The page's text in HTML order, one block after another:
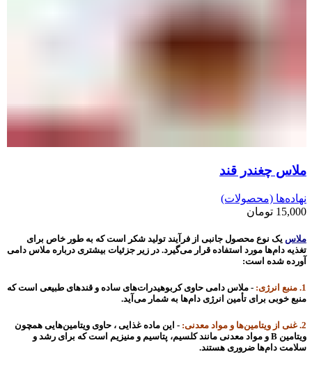
ملاس چغندر قند
نهاده‌ها (محصولات)
15,000 تومان
ملاس یک نوع محصول جانبی از فرآیند تولید شکر است که به طور خاص برای
تغذیه دام‌ها مورد استفاده قرار می‌گیرد. در زیر جزئیات بیشتری درباره ملاس دامی
آورده شده است:
1. منبع انرژی:
- ملاس دامی حاوی کربوهیدرات‌های ساده و قندهای طبیعی است که
منبع خوبی برای تأمین انرژی دام‌ها به شمار می‌آید.
2. غنی از ویتامین‌ها و مواد معدنی:
- این ماده غذایی ، حاوی ویتامین‌هایی همچون
ویتامین B و مواد معدنی مانند کلسیم، پتاسیم و منیزیم است که برای رشد و
سلامت دام‌ها ضروری هستند.